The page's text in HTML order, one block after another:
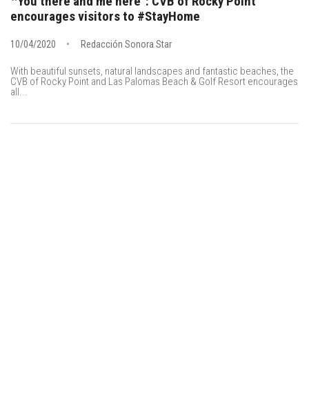
encourages visitors to #StayHome
10/04/2020 Redacción Sonora Star
With beautiful sunsets, natural landscapes and fantastic beaches, the
CVB of Rocky Point and Las Palomas Beach & Golf Resort encourages
all...